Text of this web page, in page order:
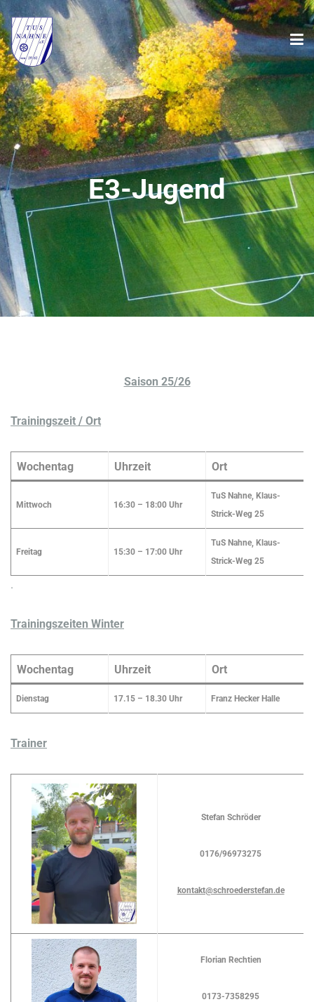
E3-Jugend
Saison 25/26
Trainingszeit / Ort
Wochentag Uhrzeit Ort
Mittwoch 16:30 – 18:00 Uhr
TuS Nahne, Klaus-
Strick-Weg 25
Freitag 15:30 – 17:00 Uhr
TuS Nahne, Klaus-
Strick-Weg 25
.
Trainingszeiten Winter
Wochentag Uhrzeit Ort
Dienstag 17.15 – 18.30 Uhr Franz Hecker Halle
Trainer
Stefan Schröder
0176/96973275
kontakt@schroederstefan.de
Florian Rechtien
0173-7358295